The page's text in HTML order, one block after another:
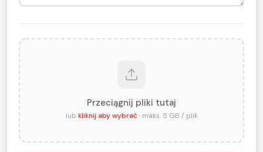
Przeciągnij pliki tutaj
lub kliknij aby wybrać· maks. 5 GB / plik